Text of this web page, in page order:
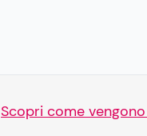
Scopri come